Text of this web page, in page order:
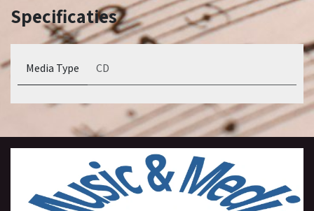
Specificaties
Media Type CD